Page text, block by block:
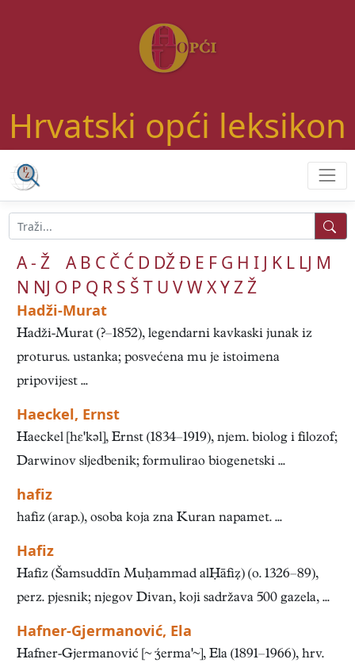
Hrvatski opći leksikon
A - Ž A B C Č Ć D DŽĐ E F G H I J K L LJ M
N NJ O P Q R S Š T U VWXYZŽ
Hadži-Murat
Hadži-Murat (?–1852), legendarni kavkaski junak iz
proturus. ustanka; posvećena mu je istoimena
pripovijest ...
Haeckel, Ernst
Haeckel [hɛkəl], Ernst (1834–1919), njem. biolog i filozof;
Darwinov sljedbenik; formulirao biogenetski ...
hafiz
hafiz (arap.), osoba koja zna Kuran napamet. ...
Hafiz
Hafiz (Šamsuddīn Muḥammad alḤāfiẓ) (o. 1326–89),
perz. pjesnik; njegov Divan, koji sadržava 500 gazela, ...
Hafner-Gjermanović, Ela
Hafner-Gjermanović [ erma], Ela (1891–1966), hrv.